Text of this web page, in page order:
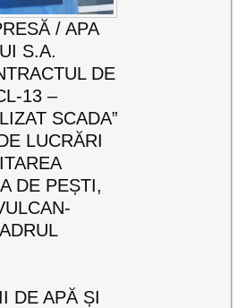
/ APA
S.A.
DE
13 –
SCADA”
LUCRĂRI
DE PEȘTI,
DE APĂ ȘI